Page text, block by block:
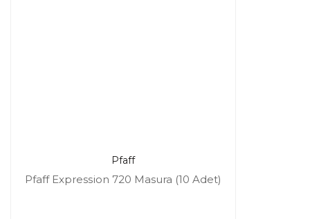
Pfaff
Pfaff Expression 720 Masura (10 Adet)